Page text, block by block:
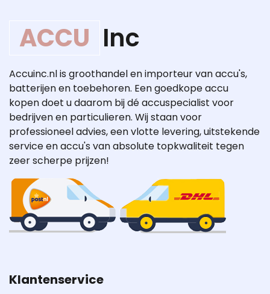
ACCU Inc
Accuinc.nl is groothandel en importeur van accu's,
batterijen en toebehoren. Een goedkope accu
kopen doet u daarom bij dé accuspecialist voor
bedrijven en particulieren. Wij staan voor
professioneel advies, een vlotte levering, uitstekende
service en accu's van absolute topkwaliteit tegen
zeer scherpe prijzen!
Klantenservice